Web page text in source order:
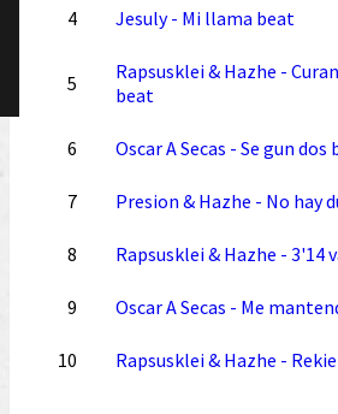
4 Jesuly - Mi llama beat
5
Rapsusklei & Hazhe -
beat
6 Oscar A Secas - Se gun dos
7 Presion & Hazhe - No hay
8 Rapsusklei & Hazhe - 3'14
9 Oscar A Secas - Me
10 Rapsusklei & Hazhe -